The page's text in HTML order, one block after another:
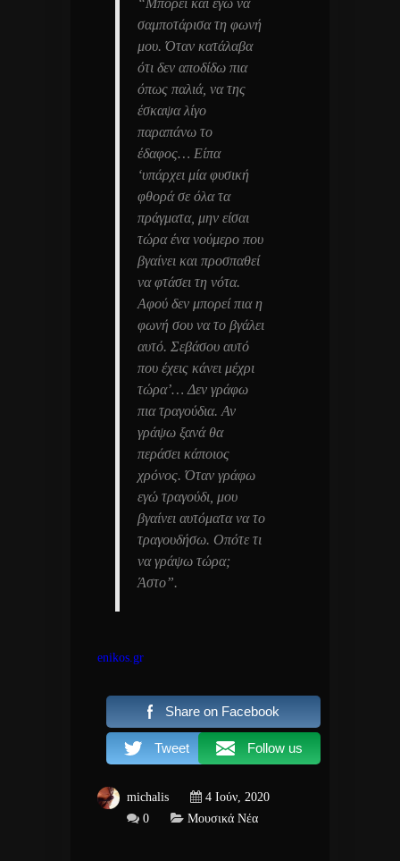
“Μπορεί και εγώ να
σαμποτάρισα τη φωνή
μου. Όταν κατάλαβα
ότι δεν αποδίδω πια
όπως παλιά, να της
έσκαψα λίγο
παραπάνω το
έδαφος… Είπα
‘υπάρχει μία φυσική
φθορά σε όλα τα
πράγματα, μην είσαι
τώρα ένα νούμερο που
βγαίνει και προσπαθεί
να φτάσει τη νότα.
Αφού δεν μπορεί πια η
φωνή σου να το βγάλει
αυτό. Σεβάσου αυτό
που έχεις κάνει μέχρι
τώρα’… Δεν γράφω
πια τραγούδια. Αν
γράψω ξανά θα
περάσει κάποιος
χρόνος. Όταν γράφω
εγώ τραγούδι, μου
βγαίνει αυτόματα να το
τραγουδήσω. Οπότε τι
να γράψω τώρα;
Άστο”.
enikos.gr
Share on Facebook
Tweet Follow us
michalis
4 Ιούν, 2020
0
Μουσικά Νέα